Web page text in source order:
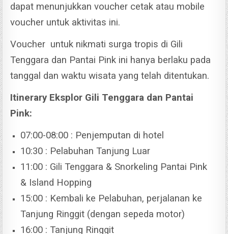
dapat menunjukkan voucher cetak atau mobile
voucher untuk aktivitas ini.
Voucher untuk nikmati surga tropis di Gili
Tenggara dan Pantai Pink ini hanya berlaku pada
tanggal dan waktu wisata yang telah ditentukan.
Itinerary Eksplor Gili Tenggara dan Pantai
Pink:
07:00-08:00 : Penjemputan di hotel
10:30 : Pelabuhan Tanjung Luar
11:00 : Gili Tenggara & Snorkeling Pantai Pink
& Island Hopping
15:00 : Kembali ke Pelabuhan, perjalanan ke
Tanjung Ringgit (dengan sepeda motor)
16:00 : Tanjung Ringgit